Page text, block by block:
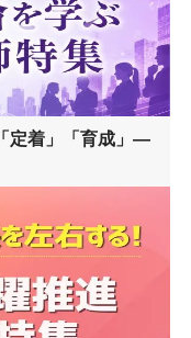
定着」「育成」―